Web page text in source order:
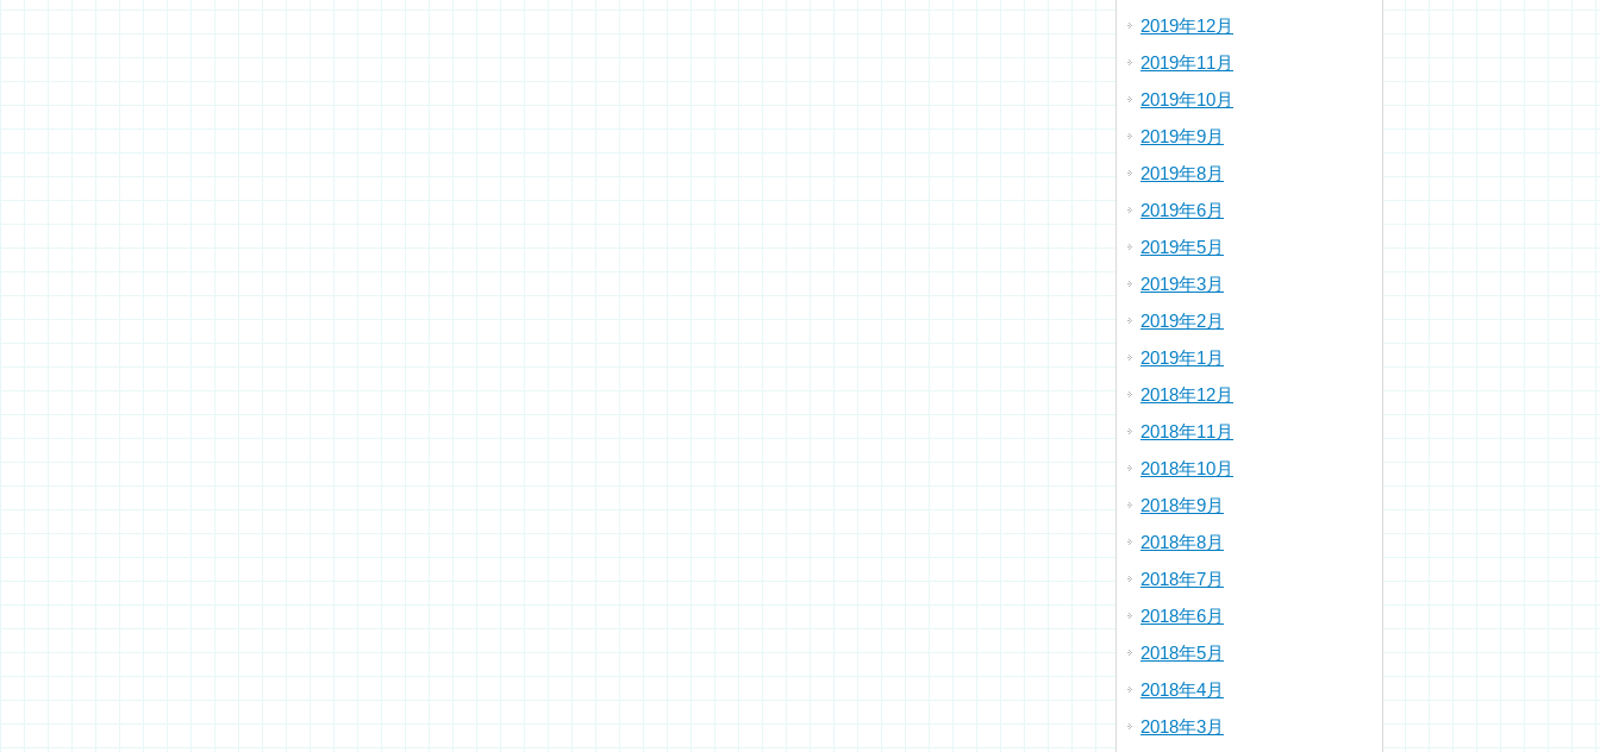
2019年12月
2019年11月
2019年10月
2019年9月
2019年8月
2019年6月
2019年5月
2019年3月
2019年2月
2019年1月
2018年12月
2018年11月
2018年10月
2018年9月
2018年8月
2018年7月
2018年6月
2018年5月
2018年4月
2018年3月